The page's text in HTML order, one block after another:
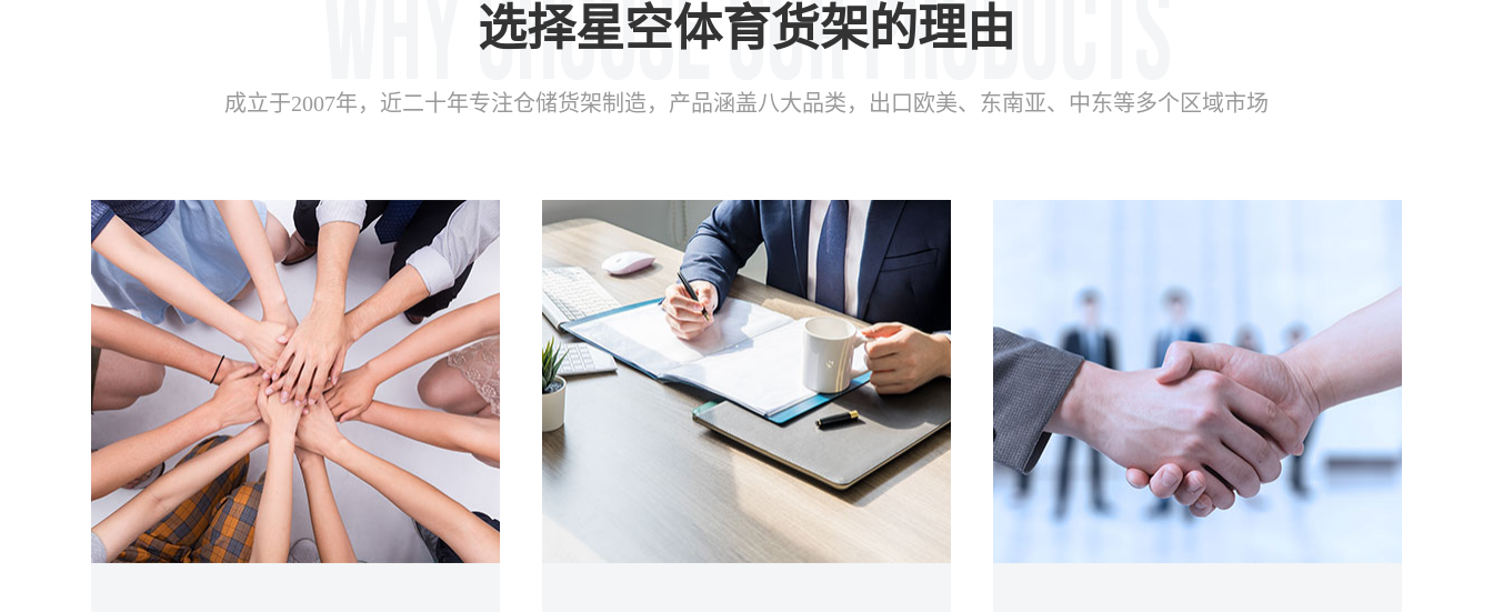
选择星空体育货架的理由
成立于2007年，近二十年专注仓储货架制造，产品涵盖八大品类，出口欧美、东南亚、中东等多个区域市场